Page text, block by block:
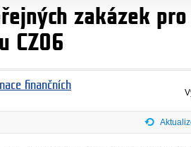
zakázek
CZ06
finančních